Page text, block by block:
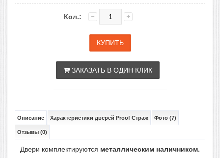
Кол.:
ЗАКАЗАТЬ В ОДИН КЛИК
Описание Характеристики дверей Proof Страж Фото (7)
Отзывы (0)
Двери комплектируются металлическим наличником.